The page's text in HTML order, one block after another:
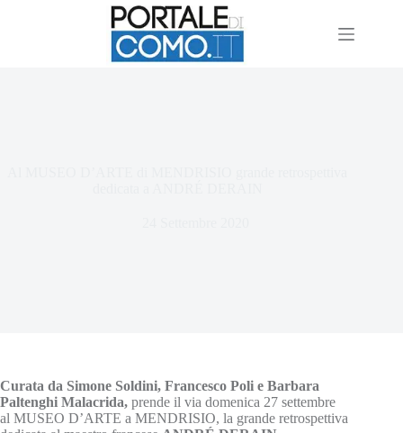
Curata da Simone Soldini, Francesco Poli e Barbara
Paltenghi Malacrida, prende il via domenica 27 settembre
al MUSEO D’ARTE a MENDRISIO, la grande retrospettiva